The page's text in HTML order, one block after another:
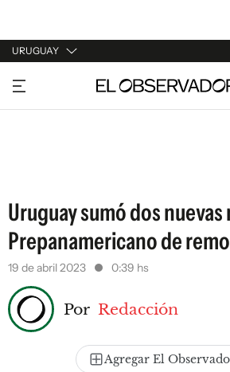
URUGUAY
URUGUAY
ARGENTINA
Uruguay sumó dos
Prepanamericano de
19 de abril 2023 0:39 hs
Por Redacción
Agregar El